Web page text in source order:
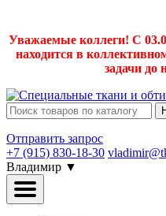
Уважаемые коллеги! С
находится в
задачи до
Отправить запрос
+7 (915) 830-18-30
Владимир ▼